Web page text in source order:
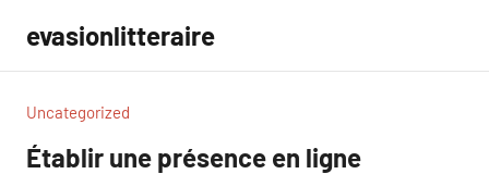
contenu
evasionlitteraire
Uncategorized
Établir une présence en ligne